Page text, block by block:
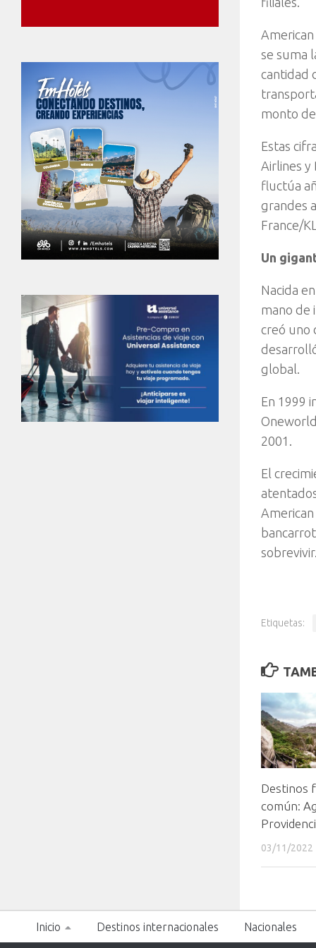
se suma
cantidad
monto
Estas
Airlines y
fluctúa
grandes
France/
Un
Nacida
mano de
creó uno
global.
En 1999
2001.
El
Etiquetas:
Destinos
común:
03/11/2022
Inicio Destinos internacionales Nacionales